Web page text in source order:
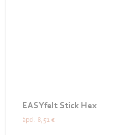
EASYfelt Stick Hex
àpd. 8,51 €